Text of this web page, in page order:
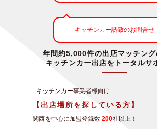
キッチンカー誘致のお問合せ
年間約5,000件の出店マッチング
キッチンカー出店をトータルサ
-キッチンカー事業者様向け-
【出店場所を探している方】
関西を中心に加盟登録数 200社以上！